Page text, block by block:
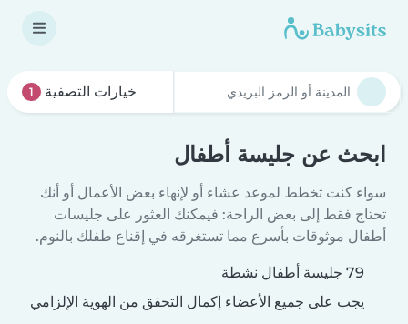
خيارات التصفية 1
ابحث عن جليسة أطفال
سواء كنت تخطط لموعد عشاء أو لإنهاء بعض الأعمال أو أنك
تحتاج فقط إلى بعض الراحة: فيمكنك العثور على جليسات
أطفال موثوقات بأسرع مما تستغرقه في إقناع طفلك بالنوم.
79 جليسة أطفال نشطة
يجب على جميع الأعضاء إكمال التحقق من الهوية الإلزامي